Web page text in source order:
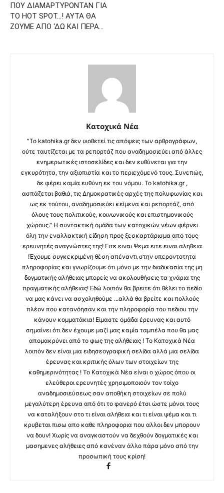
ΠΟΥ ΔΙΑΜΑΡΤΥΡOΝΤΑΝ ΓΙΑ
ΤΟ HOT SPOT…! ΑΥΤΑ ΘΑ
ΖΟΥΜΕ ΑΠΟ ‘ΔΩ ΚΑΙ ΠΕΡΑ…
Κατοχικά Νέα
"Το katohika.gr δεν υιοθετεί τις απόψεις των αρθρογράφων,
ούτε ταυτίζεται με τα ρεπορτάζ που αναδημοσιεύει από άλλες
ενημερωτικές ιστοσελίδες και δεν ευθύνεται για την
εγκυρότητα, την αξιοπιστία και το περιεχόμενό τους. Συνεπώς,
δε φέρει καμία ευθύνη εκ του νόμου. Το katohika.gr ,
ασπάζεται βαθιά, τις Δημοκρατικές αρχές της πολυφωνίας και
ως εκ τούτου, αναδημοσιεύει κείμενα και ρεπορτάζ, από
όλους τους πολιτικούς, κοινωνικούς και επιστημονικούς
χώρους." Η συντακτική ομάδα των κατοχικών νέων φέρνει
όλη την εναλλακτική είδηση προς ξεσκαρτάρισμα απο τους
ερευνητές αναγνώστες της! Ειτε ειναι Ψεμα ειτε ειναι αληθεια
!Έχουμε συγκεκριμένη θέση απέναντι στην υπεροντοτητα
πληροφορίας και γνωρίζουμε ότι μόνο με την διαδικασία της μη
δογματικής αλήθειας μπορείς να ακολουθήσεις τα χνάρια της
πραγματικής αλήθειας! Εδώ λοιπόν θα βρειτε ότι θέλει το πεδίο
να μας κάνει να ασχοληθούμε ...αλλά θα βρείτε και πολλούς
πλέον που κατανόησαν και την πληροφορία του πεδιου την
κάνουν κομματάκια! Είμαστε ομάδα έρευνας και αυτό
σημαίνει ότι δεν έχουμε μαζί μας καμία ταμπέλα που θα μας
απομακρύνει από το φως της αλήθειας ! Το Κατοχικά Νέα
λοιπόν δεν είναι μια ειδησεογραφική σελίδα αλλά μια σελίδα
έρευνας και κριτικής όλων των στοιχείων της
καθημερινότητας ! Το Κατοχικά Νέα είναι ο χώρος όπου οι
ελεύθεροι ερευνητές χρησιμοποιούν τον τοίχο
αναδημοσιεύσεως σαν αποθήκη στοιχείων σε πολύ
μεγαλύτερη έρευνα από ότι το φανερό έτσι ώστε μόνοι τους
να καταλήξουν στο τι είναι αλήθεια και τι είναι ψέμα και τι
κρυβεται πισω απο καθε πληροφορια που αλλοι δεν μπορουν
να δουν! Χωρίς να αναγκαστούν να δεχθούν δογματικές και
μασημενες αλήθειες από κανέναν άλλο πάρα μόνο από την
προσωπική τους κρίση!